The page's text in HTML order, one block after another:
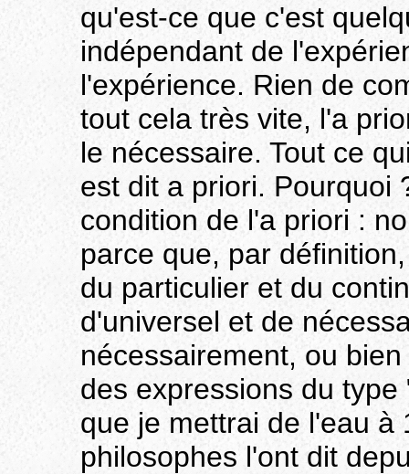
qu'est-ce que c'est
indépendant de
l'expérience. Rien de
tout cela très vite, l'a
le nécessaire. Tout ce
est dit a priori. Pourquoi
condition de l'a priori :
parce que, par
du particulier et du
d'universel et de
nécessairement, ou
des expressions du
que je mettrai de l'eau à
philosophes l'ont dit